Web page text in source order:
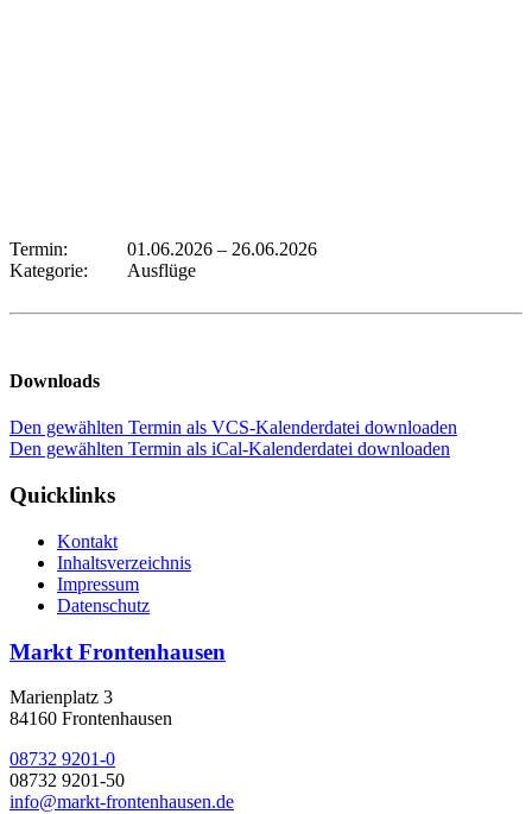
Termin: 01.06.2026 – 26.06.2026
Kategorie:
Ausflüge
Downloads
Den gewählten Termin als VCS-Kalenderdatei downloaden
Den gewählten Termin als iCal-Kalenderdatei downloaden
Quicklinks
Kontakt
Inhaltsverzeichnis
Impressum
Datenschutz
Markt Frontenhausen
Marienplatz 3
84160 Frontenhausen
08732 9201-0
08732 9201-50
info@markt-frontenhausen.de